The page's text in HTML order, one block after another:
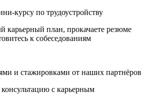
курсу по трудоустройству
карьерный план, прокачаете резюме
к собеседованиям
и стажировками от наших партнёров
с карьерным